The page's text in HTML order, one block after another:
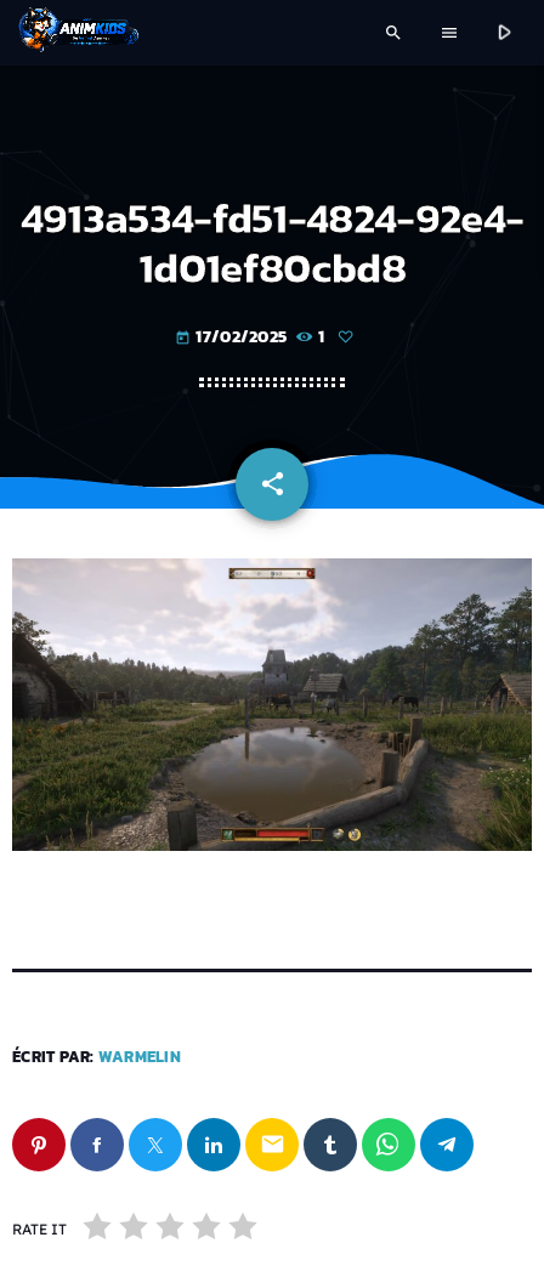
search menu play_arrow
4913a534-fd51-4824-92e4-
1d01ef80cbd8
today 17/02/2025 1
share
email
ÉCRIT PAR: WARMELIN
email
RATE IT